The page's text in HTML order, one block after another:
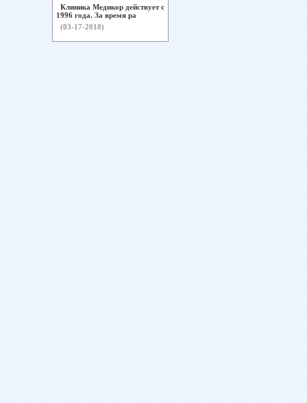
Клиника Медикор действует с
1996 года. За время ра
(03-17-2018)